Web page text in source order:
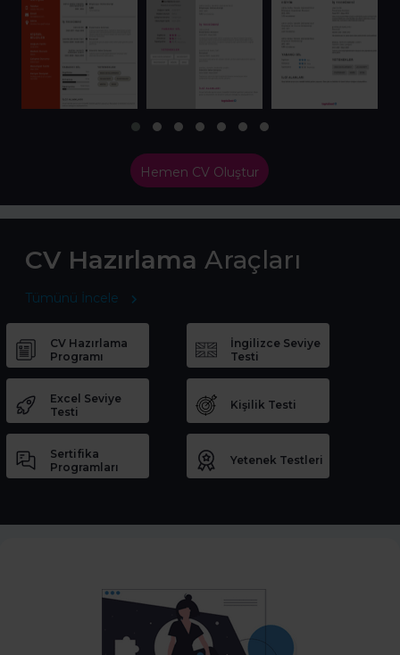
Hemen CV Oluştur
CV Hazırlama Araçları
Tümünü İncele
CV Hazırlama
Programı
İngilizce Seviye
Testi
Excel Seviye
Testi
Kişilik Testi
Sertifika
Programları
Yetenek Testleri